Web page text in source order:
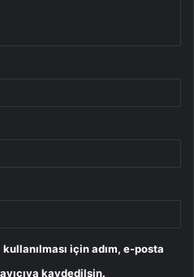
için adım, e-posta
kaydedilsin.